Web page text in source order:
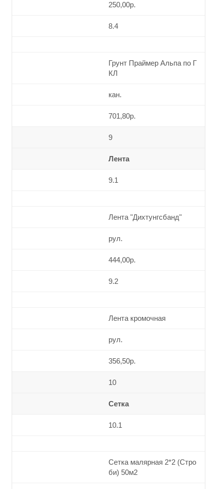
250,00р.
8.4
Грунт Праймер Альпа по Г
КЛ
кан.
701,80р.
9
Лента
9.1
Лента "Дихтунгсбанд"
рул.
444,00р.
9.2
Лента кромочная
рул.
356,50р.
10
Сетка
10.1
Сетка малярная 2*2 (Стро
би) 50м2